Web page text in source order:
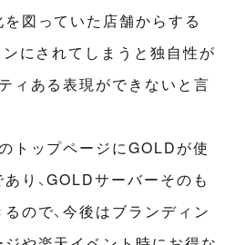
図っていた店舗からする
にされてしまうと独自性が
ィある表現ができないと言
トップページにGOLDが使
り、GOLDサーバーそのも
ので、今後はブランディン